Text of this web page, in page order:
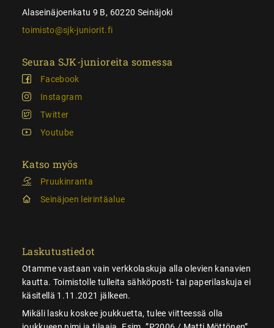
Alaseinäjoenkatu 9 B, 60220 Seinäjoki
toimisto@sjk-juniorit.fi
Seuraa SJK-junioreita somessa
Facebook
Instagram
Twitter
Youtube
Katso myös
Pruukinranta
Seinäjoen leirintäalue
Laskutustiedot
Otamme vastaan vain verkkolaskuja alla olevien kanavien
kautta. Toimistolle tulleita sähköposti- tai paperilaskuja ei
käsitellä 1.11.2021 jälkeen.
Mikäli lasku koskee joukkuetta, tulee viitteessä olla